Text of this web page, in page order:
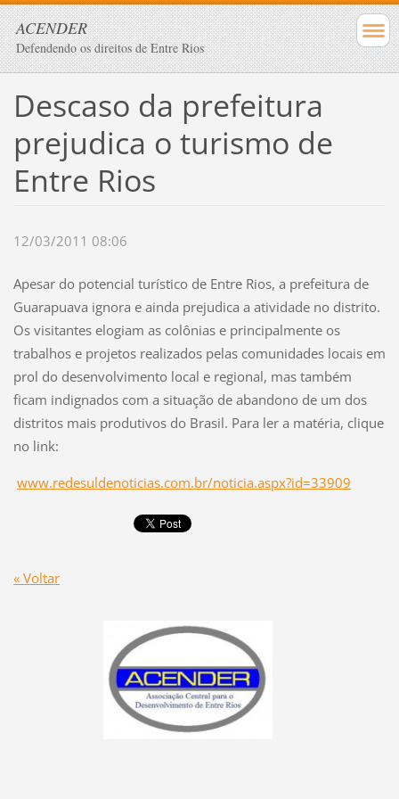
ACENDER
Defendendo os direitos de Entre Rios
Descaso da prefeitura
prejudica o turismo de
Entre Rios
12/03/2011 08:06
Apesar do potencial turístico de Entre Rios, a prefeitura de
Guarapuava ignora e ainda prejudica a atividade no distrito.
Os visitantes elogiam as colônias e principalmente os
trabalhos e projetos realizados pelas comunidades locais em
prol do desenvolvimento local e regional, mas também
ficam indignados com a situação de abandono de um dos
distritos mais produtivos do Brasil. Para ler a matéria, clique
no link:
www.redesuldenoticias.com.br/noticia.aspx?id=33909
« Voltar